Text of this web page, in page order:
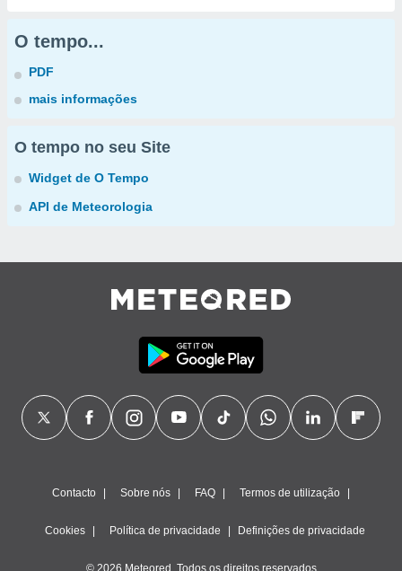
O tempo...
PDF
mais informações
O tempo no seu Site
Widget de O Tempo
API de Meteorologia
Contacto Sobre nós FAQ Termos de utilização
Cookies Política de privacidade Definições de privacidade
© 2026 Meteored. Todos os direitos reservados